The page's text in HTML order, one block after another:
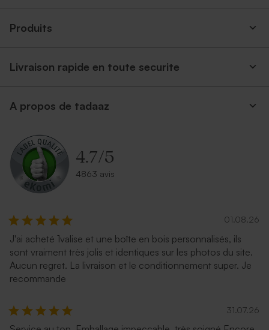
Produits
Livraison rapide en toute securite
A propos de tadaaz
4.7/5
4863 avis
01.08.26
J'ai acheté 1valise et une boîte en bois personnalisés, ils
sont vraiment très jolis et identiques sur les photos du site.
Aucun regret. La livraison et le conditionnement super. Je
recommande
31.07.26